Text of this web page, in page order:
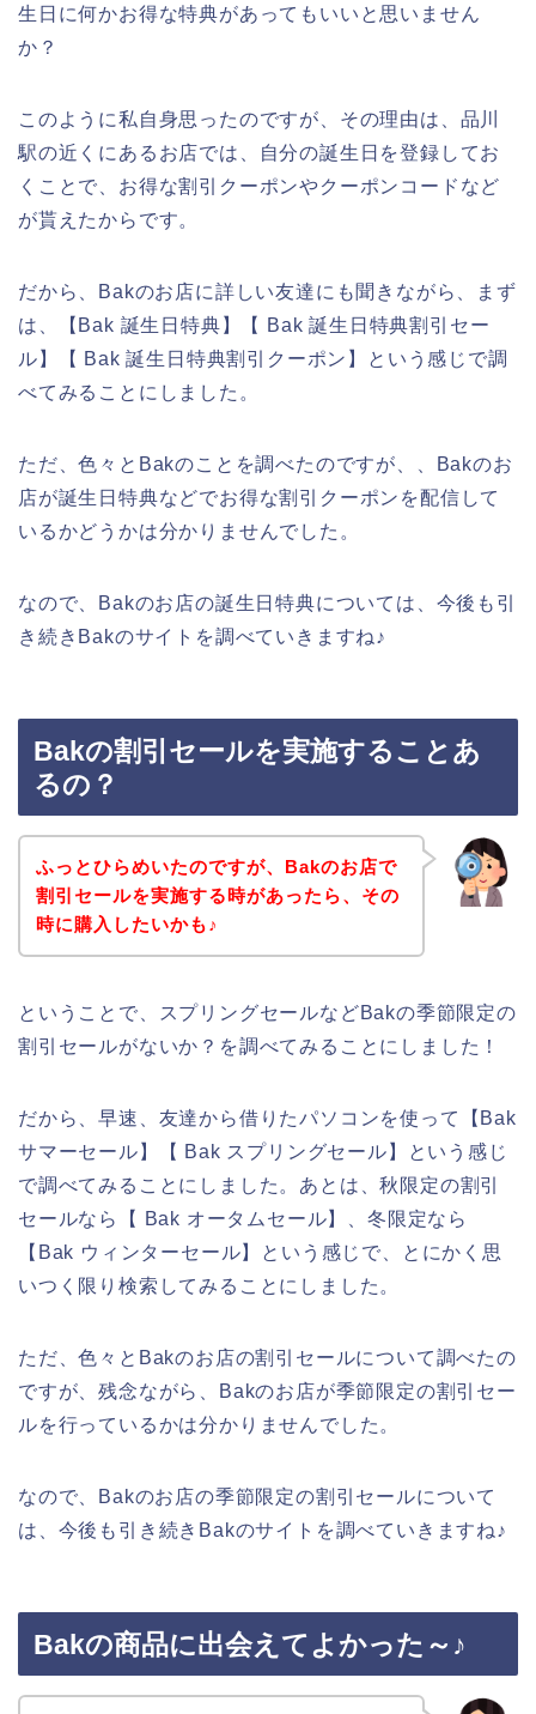
生日に何かお得な特典があってもいいと思いません
か？
このように私自身思ったのですが、その理由は、品川
駅の近くにあるお店では、自分の誕生日を登録してお
くことで、お得な割引クーポンやクーポンコードなど
が貰えたからです。
だから、Bakのお店に詳しい友達にも聞きながら、まず
は、【Bak 誕生日特典】【 Bak 誕生日特典割引セー
ル】【 Bak 誕生日特典割引クーポン】という感じで調
べてみることにしました。
ただ、色々とBakのことを調べたのですが、、Bakのお
店が誕生日特典などでお得な割引クーポンを配信して
いるかどうかは分かりませんでした。
なので、Bakのお店の誕生日特典については、今後も引
き続きBakのサイトを調べていきますね♪
Bakの割引セールを実施することあ
るの？
ふっとひらめいたのですが、Bakのお店で
割引セールを実施する時があったら、その
時に購入したいかも♪
ということで、スプリングセールなどBakの季節限定の
割引セールがないか？を調べてみることにしました！
だから、早速、友達から借りたパソコンを使って【Bak
サマーセール】【 Bak スプリングセール】という感じ
で調べてみることにしました。あとは、秋限定の割引
セールなら【 Bak オータムセール】、冬限定なら
【Bak ウィンターセール】という感じで、とにかく思
いつく限り検索してみることにしました。
ただ、色々とBakのお店の割引セールについて調べたの
ですが、残念ながら、Bakのお店が季節限定の割引セー
ルを行っているかは分かりませんでした。
なので、Bakのお店の季節限定の割引セールについて
は、今後も引き続きBakのサイトを調べていきますね♪
Bakの商品に出会えてよかった～♪